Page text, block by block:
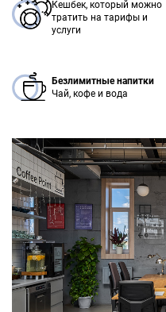
Кешбек, который можно
тратить на тарифы и
услуги
Безлимитные напитки
Чай, кофе и вода